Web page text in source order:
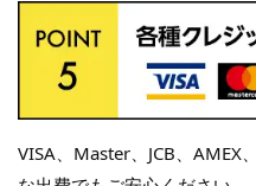
VISA、Master、JCB、AMEX